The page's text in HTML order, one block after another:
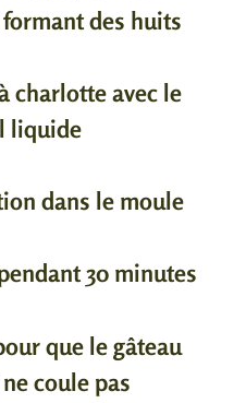
des huits
charlotte avec le
liquide
dans le moule
30 minutes
que le gâteau
coule pas